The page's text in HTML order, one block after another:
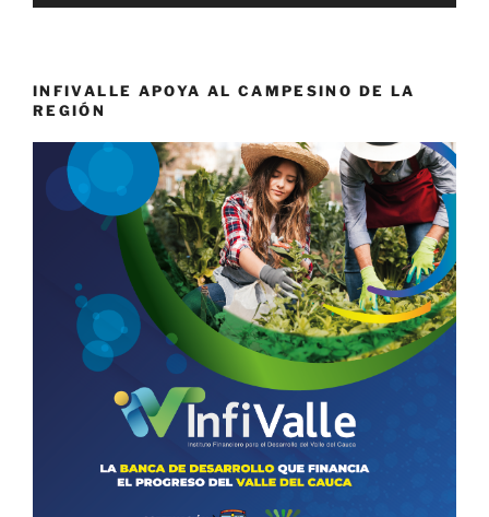
INFIVALLE APOYA AL CAMPESINO DE LA
REGIÓN